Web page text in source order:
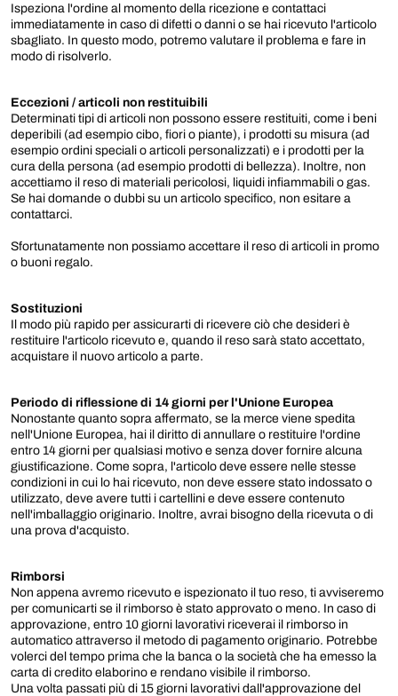
Ispeziona l'ordine al momento della ricezione e contattaci
immediatamente in caso di difetti o danni o se hai ricevuto l'articolo
sbagliato. In questo modo, potremo valutare il problema e fare in
modo di risolverlo.
Eccezioni / articoli non restituibili
Determinati tipi di articoli non possono essere restituiti, come i beni
deperibili (ad esempio cibo, fiori o piante), i prodotti su misura (ad
esempio ordini speciali o articoli personalizzati) e i prodotti per la
cura della persona (ad esempio prodotti di bellezza). Inoltre, non
accettiamo il reso di materiali pericolosi, liquidi infiammabili o gas.
Se hai domande o dubbi su un articolo specifico, non esitare a
contattarci.
Sfortunatamente non possiamo accettare il reso di articoli in promo
o buoni regalo.
Sostituzioni
Il modo più rapido per assicurarti di ricevere ciò che desideri è
restituire l'articolo ricevuto e, quando il reso sarà stato accettato,
acquistare il nuovo articolo a parte.
Periodo di riflessione di 14 giorni per l'Unione Europea
Nonostante quanto sopra affermato, se la merce viene spedita
nell'Unione Europea, hai il diritto di annullare o restituire l'ordine
entro 14 giorni per qualsiasi motivo e senza dover fornire alcuna
giustificazione. Come sopra, l'articolo deve essere nelle stesse
condizioni in cui lo hai ricevuto, non deve essere stato indossato o
utilizzato, deve avere tutti i cartellini e deve essere contenuto
nell'imballaggio originario. Inoltre, avrai bisogno della ricevuta o di
una prova d'acquisto.
Rimborsi
Non appena avremo ricevuto e ispezionato il tuo reso, ti avviseremo
per comunicarti se il rimborso è stato approvato o meno. In caso di
approvazione, entro 10 giorni lavorativi riceverai il rimborso in
automatico attraverso il metodo di pagamento originario. Potrebbe
volerci del tempo prima che la banca o la società che ha emesso la
carta di credito elaborino e rendano visibile il rimborso.
Una volta passati più di 15 giorni lavorativi dall'approvazione del